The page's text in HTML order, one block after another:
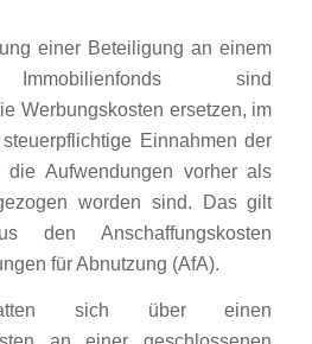
einer Beteiligung an einem
Immobilienfonds sind
Werbungskosten ersetzen, im
Einnahmen der
die Aufwendungen vorher als
worden sind. Das gilt
Anschaffungskosten
für Abnutzung (AfA).
sich über einen